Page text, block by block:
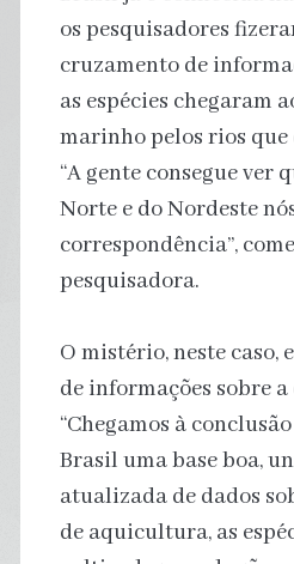
os pesquisadores
cruzamento de
as espécies chegaram
marinho pelos rios que
“A gente consegue ver
Norte e do Nordeste
correspondência”,
pesquisadora.
O mistério, neste caso,
de informações sobre
“Chegamos à
Brasil uma base boa,
atualizada de dados
de aquicultura, as